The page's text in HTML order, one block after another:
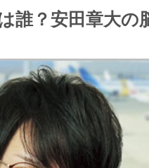
誰？安田章大の